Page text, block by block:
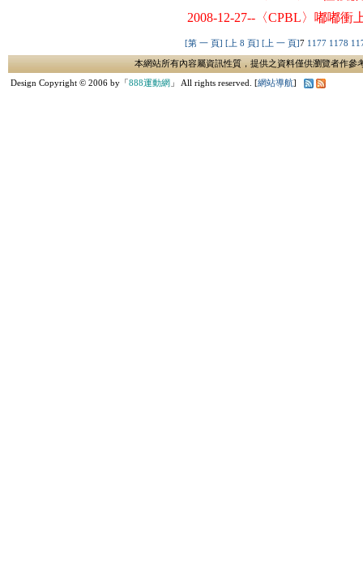
2008-12-27--〈CPBL〉嘟嘟衝
[第 一 頁] [上 8 頁] [上 一 頁]7 1177 1178
本網站所有內容屬資訊性質，提供之資料僅供瀏覽者作
Design Copyright © 2006 by「888運動網 」 All rights reserved. [網站導航]